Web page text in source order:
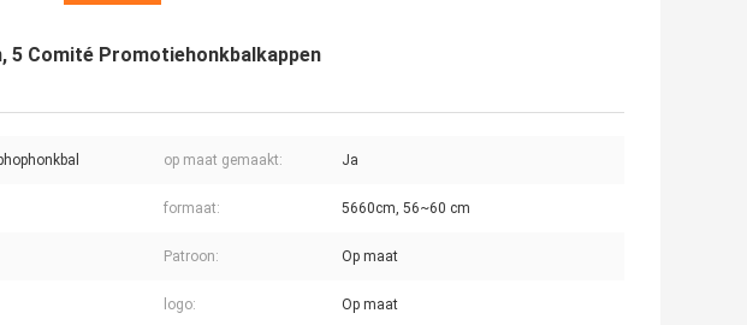
5 Comité Promotiehonkbalkappen
op maat gemaakt: Ja
formaat: 5660cm, 56~60 cm
Patroon: Op maat
logo: Op maat